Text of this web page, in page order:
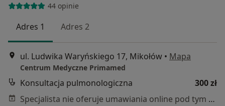
44 opinie
Adres 1 Adres 2
ul. Ludwika Waryńskiego 17, Mikołów • Mapa
Centrum Medyczne Primamed
Konsultacja pulmonologiczna
300 zł
Specjalista nie oferuje umawiania online pod tym adresem.